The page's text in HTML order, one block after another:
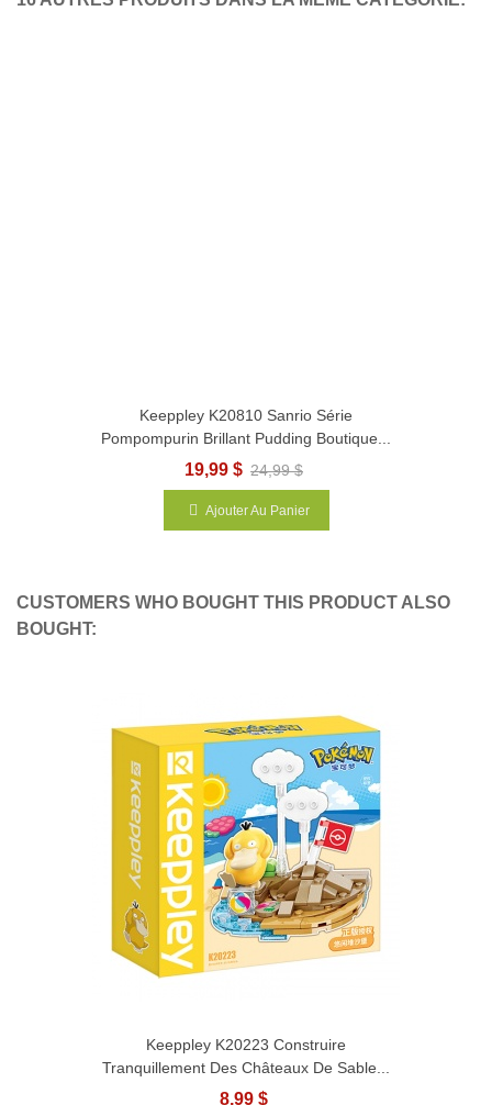
Keeppley K20810 Sanrio Série
Pompompurin Brillant Pudding Boutique...
19,99 $ 24,99 $
Ajouter Au Panier
CUSTOMERS WHO BOUGHT THIS PRODUCT ALSO
BOUGHT:
Keeppley K20223 Construire
Tranquillement Des Châteaux De Sable...
8,99 $